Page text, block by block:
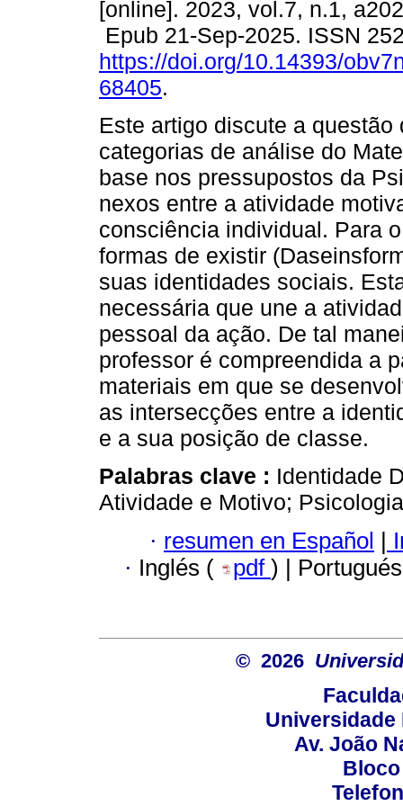
[online]. 2023, vol.7, n.1,
Epub 21-Sep-2025. ISSN
https://doi.org/10.14393/
68405.
Este artigo discute a
categorias de análise do
base nos pressupostos da
nexos entre a atividade
consciência individual. Para
formas de existir
suas identidades sociais.
necessária que une a
pessoal da ação. De tal
professor é compreendida a
materiais em que se
as intersecções entre a
e a sua posição de classe.
Palabras clave : Identidade
Atividade e Motivo;
· resumen en Español |
· Inglés ( pdf ) |
© 2026
Universidade
Av. João
Bloco